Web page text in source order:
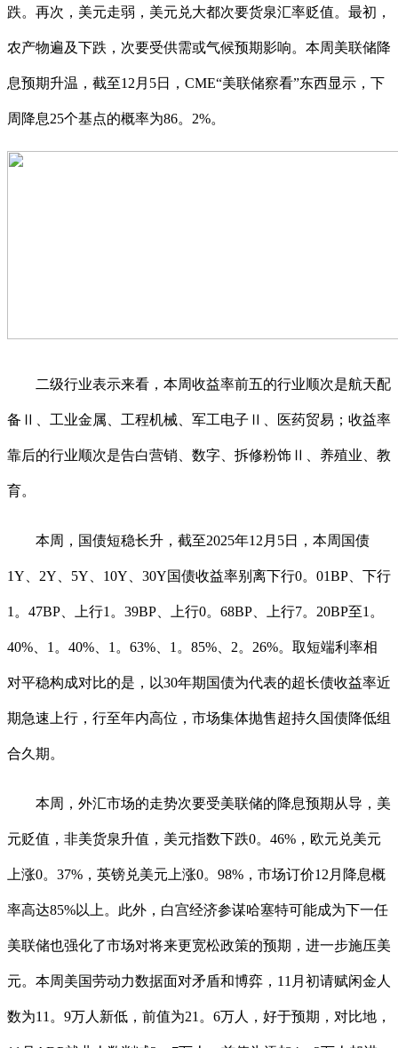
跌。再次，美元走弱，美元兑大都次要货泉汇率贬值。最初，
农产物遍及下跌，次要受供需或气候预期影响。本周美联储降
息预期升温，截至12月5日，CME“美联储察看”东西显示，下
周降息25个基点的概率为86。2%。
二级行业表示来看，本周收益率前五的行业顺次是航天配
备Ⅱ、工业金属、工程机械、军工电子Ⅱ、医药贸易；收益率
靠后的行业顺次是告白营销、数字、拆修粉饰Ⅱ、养殖业、教
育。
本周，国债短稳长升，截至2025年12月5日，本周国债
1Y、2Y、5Y、10Y、30Y国债收益率别离下行0。01BP、下行
1。47BP、上行1。39BP、上行0。68BP、上行7。20BP至1。
40%、1。40%、1。63%、1。85%、2。26%。取短端利率相
对平稳构成对比的是，以30年期国债为代表的超长债收益率近
期急速上行，行至年内高位，市场集体抛售超持久国债降低组
合久期。
本周，外汇市场的走势次要受美联储的降息预期从导，美
元贬值，非美货泉升值，美元指数下跌0。46%，欧元兑美元
上涨0。37%，英镑兑美元上涨0。98%，市场订价12月降息概
率高达85%以上。此外，白宫经济参谋哈塞特可能成为下一任
美联储也强化了市场对将来更宽松政策的预期，进一步施压美
元。本周美国劳动力数据面对矛盾和博弈，11月初请赋闲金人
数为11。9万人新低，前值为21。6万人，好于预期，对比地，